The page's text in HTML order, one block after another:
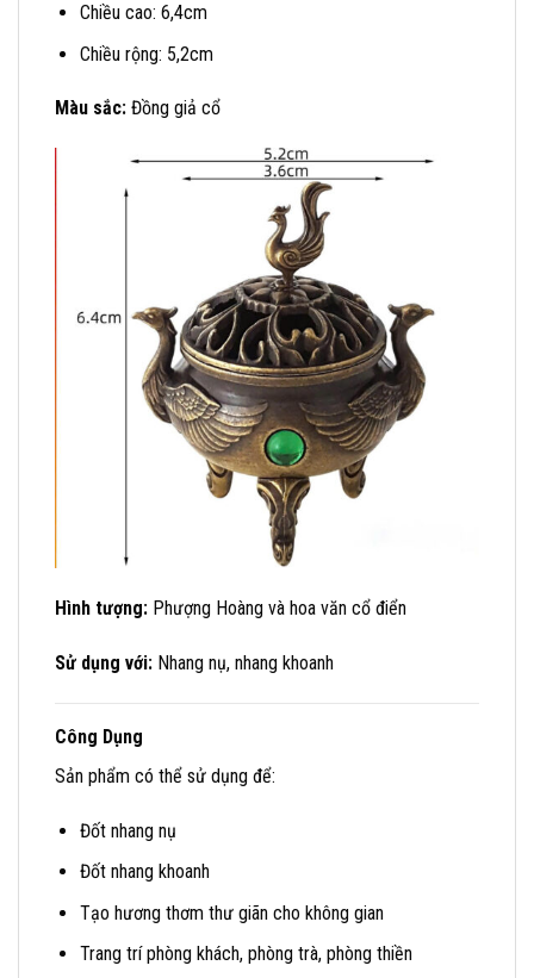
Chiều cao: 6,4cm
Chiều rộng: 5,2cm
Màu sắc: Đồng giả cổ
Hình tượng: Phượng Hoàng và hoa văn cổ điển
Sử dụng với: Nhang nụ, nhang khoanh
Công Dụng
Sản phẩm có thể sử dụng để:
Đốt nhang nụ
Đốt nhang khoanh
Tạo hương thơm thư giãn cho không gian
Trang trí phòng khách, phòng trà, phòng thiền